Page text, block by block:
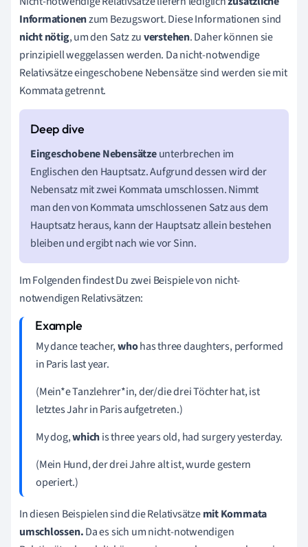
Informationenzum Bezugswort. Diese Informationen sind
nichtnötig, um den Satz zuverstehen. Daher können sie
prinzipiell weggelassen werden. Da nicht-notwendige
Relativsätze eingeschobene Nebensätze sind werden sie mit
Kommata getrennt.
Eingeschobene Nebensätzeunterbrechen im
Englischen den Hauptsatz. Aufgrund dessen wird der
Nebensatz mit zwei Kommata umschlossen. Nimmt
man den von Kommata umschlossenen Satz aus dem
Hauptsatz heraus, kann der Hauptsatz allein bestehen
bleiben und ergibt nach wie vor Sinn.
Im Folgenden findest Du zwei Beispiele von nicht-
notwendigen Relativsätzen:
My dance teacher,whohas three daughters, performed
in Paris last year.
(Mein*e Tanzlehrer*in, der/die drei Töchter hat, ist
letztes Jahr in Paris aufgetreten.)
My dog,whichis three years old, had surgery yesterday.
(Mein Hund, der drei Jahre alt ist, wurde gestern
operiert.)
In diesen Beispielen sind die RelativsätzemitKommata
umschlossen.Da es sich um nicht-notwendigen